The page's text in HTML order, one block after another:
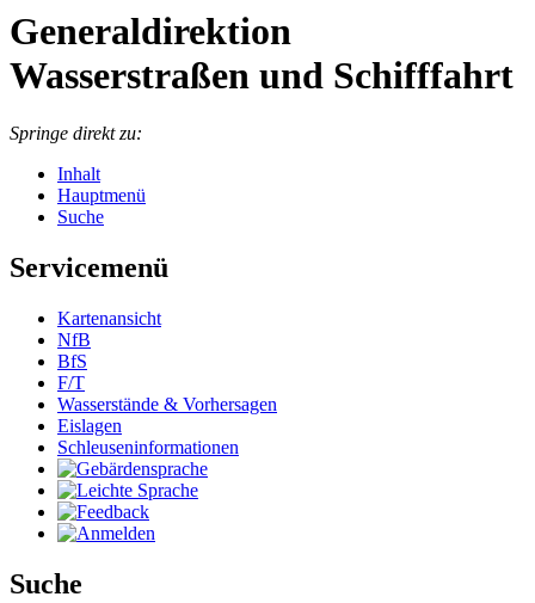
Generaldirektion
Wasserstraßen und Schifffahrt
Springe direkt zu:
Inhalt
Hauptmenü
Suche
Servicemenü
Kar­ten­an­sicht
NfB
BfS
F/T
Was­ser­stän­de & Vor­her­sa­gen
Eis­la­gen
Schleu­sen­in­for­ma­tio­nen
Suche